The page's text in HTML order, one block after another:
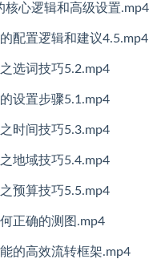
核心逻辑和高级设置.mp4
配置逻辑和建议4.5.mp4
选词技巧5.2.mp4
设置步骤5.1.mp4
时间技巧5.3.mp4
地域技巧5.4.mp4
预算技巧5.5.mp4
正确的测图.mp4
的高效流转框架.mp4